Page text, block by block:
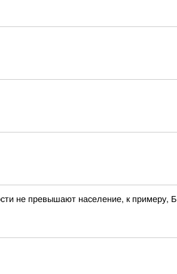
не превышают население, к примеру,